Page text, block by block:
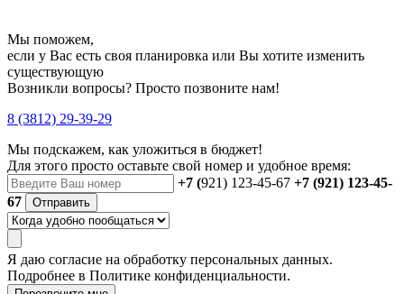
Мы поможем,
если у Вас есть своя планировка или Вы хотите изменить
существующую
Возникли вопросы? Просто позвоните нам!
8 (3812) 29-39-29
Мы подскажем, как уложиться в бюджет!
Для этого просто оставьте свой номер и удобное время:
+7 (921) 123-45-67 +7 (921) 123-45-
67
Отправить
Я даю согласие на обработку персональных данных.
Подробнее в Политике конфиденциальности.